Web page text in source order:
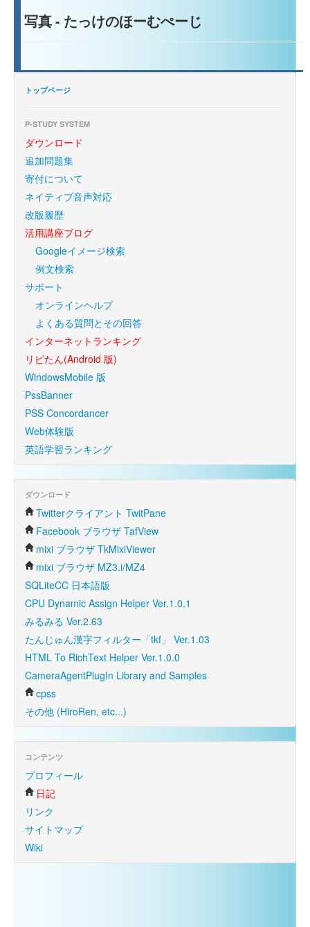
写真 - たっけのほーむぺーじ
トップページ
P-STUDY SYSTEM
ダウンロード
追加問題集
寄付について
ネイティブ音声対応
改版履歴
活用講座ブログ
Googleイメージ検索
例文検索
サポート
オンラインヘルプ
よくある質問とその回答
インターネットランキング
リピたん(Android 版)
WindowsMobile 版
PssBanner
PSS Concordancer
Web体験版
英語学習ランキング
ダウンロード
Twitterクライアント TwitPane
Facebook ブラウザ TafView
mixi ブラウザ TkMixiViewer
mixi ブラウザ MZ3.i/MZ4
SQLiteCC 日本語版
CPU Dynamic Assign Helper Ver.1.0.1
みるみる Ver.2.63
たんじゅん漢字フィルター「tkf」 Ver.1.03
HTML To RichText Helper Ver.1.0.0
CameraAgentPlugIn Library and Samples
cpss
その他 (HiroRen, etc...)
コンテンツ
プロフィール
日記
リンク
サイトマップ
Wiki